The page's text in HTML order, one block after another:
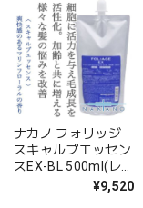
ナカノ フォリッジ
スキャルプエッセン
スEX-BL 500ml(レ
フィル)【医薬部外
¥9,520